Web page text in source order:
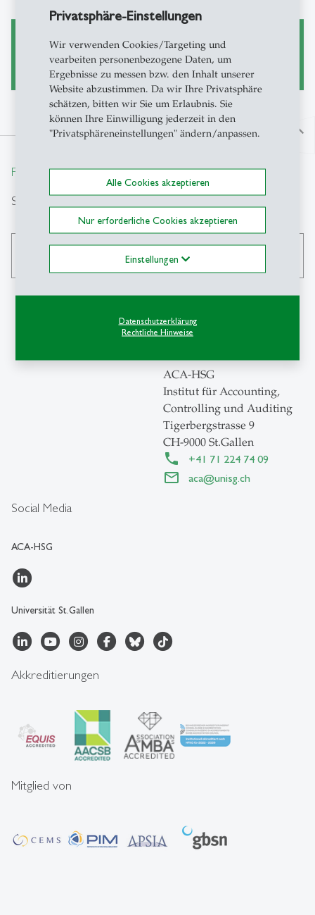
Privatsphäre-Einstellungen
Wir verwenden Cookies/Targeting und
vearbeiten personenbezogene Daten, um
Ergebnisse zu messen bzw. den Inhalt unserer
Website abzustimmen. Da wir Ihre Privatsphäre
schätzen, bitten wir Sie um Erlaubnis. Sie
können Ihre Einwilligung jederzeit in den
"Privatsphäreneinstellungen" ändern/anpassen.
Alle Cookies akzeptieren
Nur erforderliche Cookies akzeptieren
Einstellungen
Datenschutzerklärung
Rechtliche Hinweise
Forschung
north
From insight to impact.
Suche
Social Media
ACA-HSG
Universität St.Gallen
Kontakt
ACA-HSG
Institut für Accounting,
Controlling und Auditing
Tigerbergstrasse 9
CH-9000 St.Gallen
+41 71 224 74 09
aca@unisg.ch
Akkreditierungen
Mitglied von